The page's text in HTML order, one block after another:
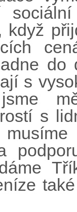
do
s
s